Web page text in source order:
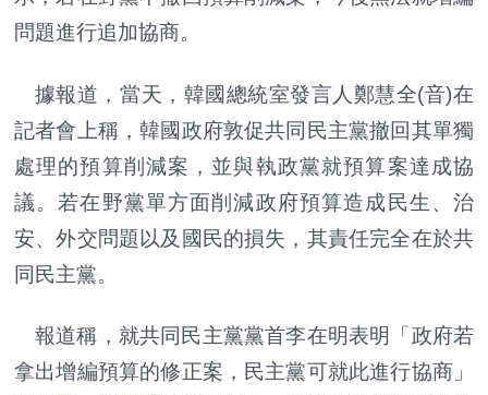
問題進行追加協商。
據報道，當天，韓國總統室發言人鄭慧全(音)在
記者會上稱，韓國政府敦促共同民主黨撤回其單獨
處理的預算削減案，並與執政黨就預算案達成協
議。若在野黨單方面削減政府預算造成民生、治
安、外交問題以及國民的損失，其責任完全在於共
同民主黨。
報道稱，就共同民主黨黨首李在明表明「政府若
拿出增編預算的修正案，民主黨可就此進行協商」